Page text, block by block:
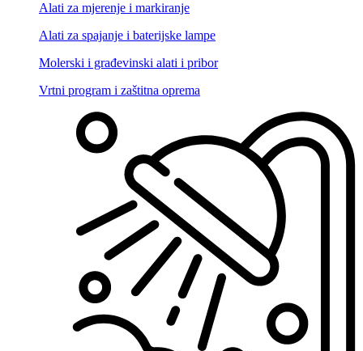
Alati za mjerenje i markiranje
Alati za spajanje i baterijske lampe
Molerski i građevinski alati i pribor
Vrtni program i zaštitna oprema